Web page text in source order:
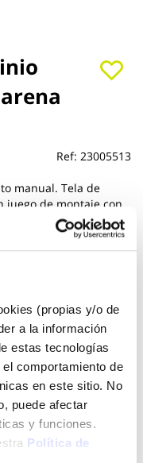
(propias y/o de
a la información
estas tecnologías
comportamiento de
en este sitio. No
puede afectar
y funciones.
Política de
Ref: 23005513
manual. Tela de
juego de montaje con
peso 25 kg.
207,55 €
el artículo vuelve a
Avisarme